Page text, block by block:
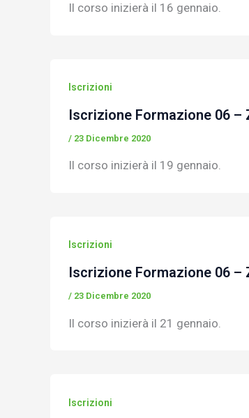
Il corso inizierà il 16 gennaio.
Iscrizioni
Iscrizione Formazione 06 –
/ 23 Dicembre 2020
Il corso inizierà il 19 gennaio.
Iscrizioni
Iscrizione Formazione 06 –
/ 23 Dicembre 2020
Il corso inizierà il 21 gennaio.
Iscrizioni